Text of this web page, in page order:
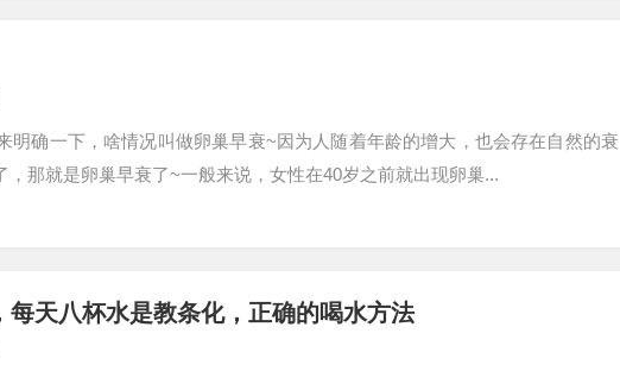
明确一下，啥情况叫做卵巢早衰~因为人随着年龄的增大，也会存在自然的衰
那就是卵巢早衰了~一般来说，女性在40岁之前就出现卵巢...
天八杯水是教条化，正确的喝水方法